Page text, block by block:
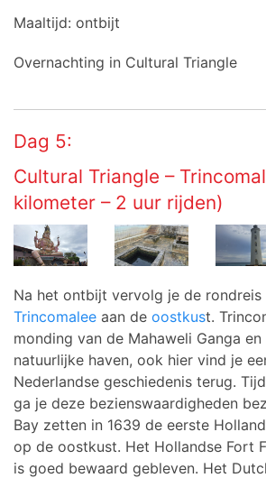
Maaltijd: ontbijt
Overnachting in Cultural Triangle
Dag 5:
Cultural Triangle –
kilometer – 2 uur rijden)
Na het ontbijt vervolg je de rondreis
Trincomalee aan de oostkust.
monding van de Mahaweli Ganga
natuurlijke haven, ook hier vind je
Nederlandse geschiedenis terug.
ga je deze bezienswaardigheden
Bay zetten in 1639 de eerste
op de oostkust. Het Hollandse Fort
is goed bewaard gebleven. Het